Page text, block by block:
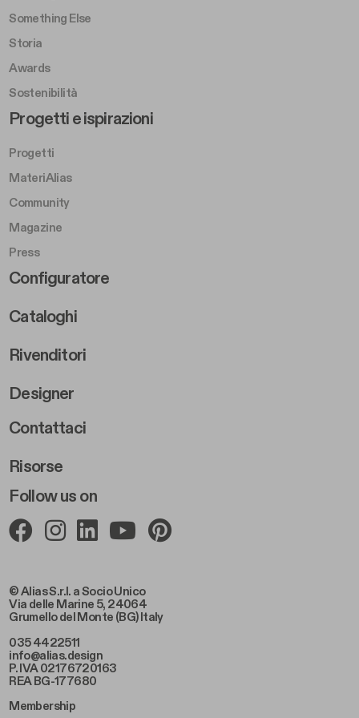
© Alias S.r.l. a Socio Unico
Via delle Marine 5, 24064
Grumello del Monte (BG) Italy
035 4422511
info@alias.design
P. IVA 02176720163
REA BG-177680
Something Else
Storia
Awards
Sostenibilità
Follow us on
Footer Left Middle B
Progetti e ispirazioni
Progetti
MateriAlias
Community
Magazine
Press
Footer Right Middle B
Configuratore
Cataloghi
Rivenditori
Designer
Footer Right 2
Contattaci
Risorse
Membership